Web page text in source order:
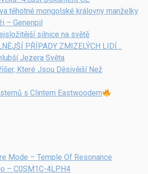
těhotné mongolské královny manželky
– Genenpil
silnice na světě
PŘÍPADY ZMIZELÝCH LIDÍ…
Jezera Světa
Které Jsou Děsivější Než
s Clintem Eastwoodem
Mode – Temple Of Resonance
– C0SM1C-4LPH4